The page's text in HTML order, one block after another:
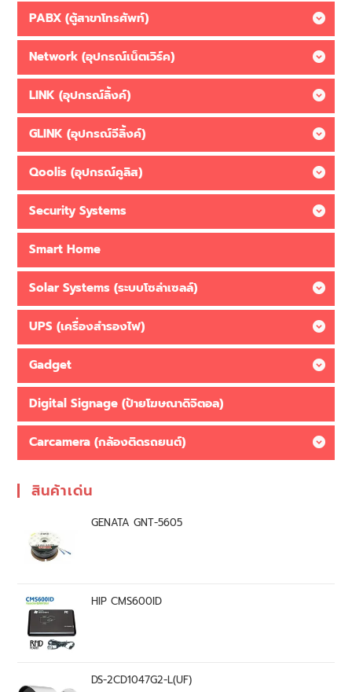
PABX (ตู้สาขาโทรศัพท์)
Network (อุปกรณ์เน็ตเวิร์ค)
LINK (อุปกรณ์ลิ้งค์)
GLINK (อุปกรณ์จีลิ้งค์)
Qoolis (อุปกรณ์คูลิส)
Security Systems
Smart Home
Solar Systems (ระบบโซล่าเซลล์)
UPS (เครื่องสำรองไฟ)
Gadget
Digital Signage (ป้ายโฆษณาดิจิตอล)
Carcamera (กล้องติดรถยนต์)
สินค้าเด่น
GENATA GNT-5605
HIP CMS600ID
DS-2CD1047G2-L(UF)